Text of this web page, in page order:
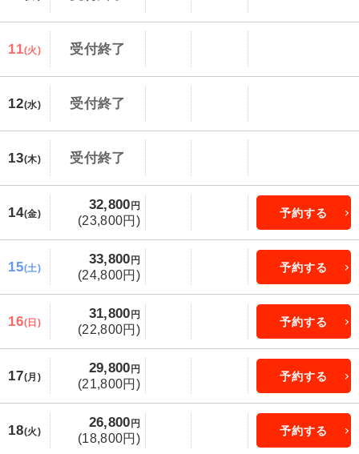
11(火) 受付終了
12(水) 受付終了
13(木) 受付終了
14(金)
32,800 円
(23,800円)
予約する
15(土)
33,800 円
(24,800円)
予約する
16(日)
31,800 円
(22,800円)
予約する
17(月)
29,800 円
(21,800円)
予約する
18(火)
26,800 円
(18,800円)
予約する